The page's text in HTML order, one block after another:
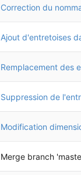
Ajout d'entretoises
Merge branch